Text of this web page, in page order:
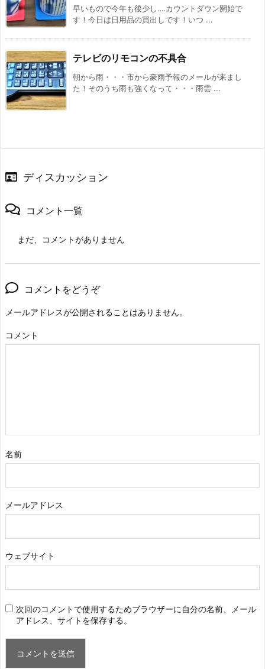
早いもので今年も後少し‥‥カウントダウン開始で
す！今日は日用品の買出しです！いつ ...
テレビのリモコンの不具合
朝から雨・・・市から豪雨予報のメールが来まし
た！そのうち雨も強くなって・・・雨雲 ...
ディスカッション
コメント一覧
まだ、コメントがありません
コメントをどうぞ
メールアドレスが公開されることはありません。
コメント
名前
メールアドレス
ウェブサイト
次回のコメントで使用するためブラウザーに自分の名前、メール
アドレス、サイトを保存する。